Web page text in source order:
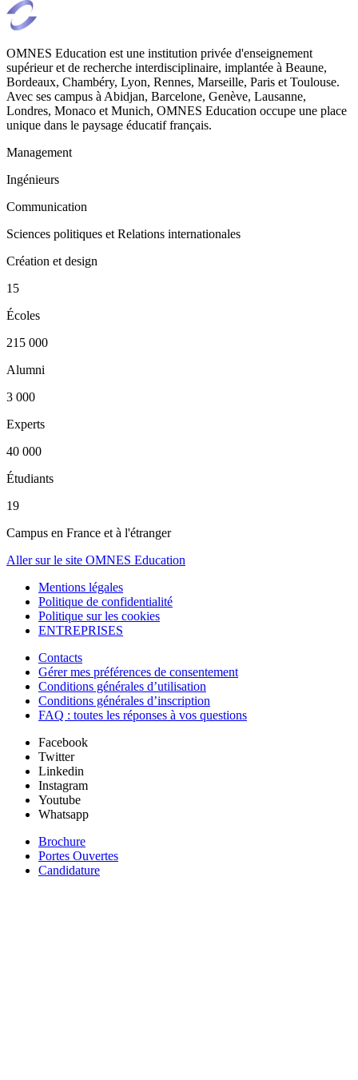
OMNES Education est une institution privée d'enseignement
supérieur et de recherche interdisciplinaire, implantée à Beaune,
Bordeaux, Chambéry, Lyon, Rennes, Marseille, Paris et Toulouse.
Avec ses campus à Abidjan, Barcelone, Genève, Lausanne,
Londres, Monaco et Munich, OMNES Education occupe une place
unique dans le paysage éducatif français.
Management
Ingénieurs
Communication
Sciences politiques et Relations internationales
Création et design
15
Écoles
215 000
Alumni
3 000
Experts
40 000
Étudiants
19
Campus en France et à l'étranger
Aller sur le site OMNES Education
Mentions légales
Politique de confidentialité
Politique sur les cookies
ENTREPRISES
Contacts
Gérer mes préférences de consentement
Conditions générales d’utilisation
Conditions générales d’inscription
FAQ : toutes les réponses à vos questions
Facebook
Twitter
Linkedin
Instagram
Youtube
Whatsapp
Brochure
Portes Ouvertes
Candidature